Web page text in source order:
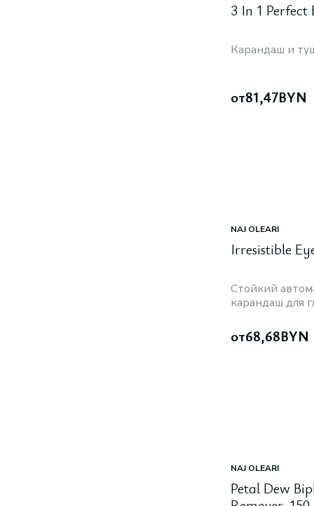
3 In 1 Perfect
Карандаш и
от81,47BYN
NAJ OLEARI
Irresistible
Стойкий
карандаш для
от68,68BYN
NAJ OLEARI
Petal Dew